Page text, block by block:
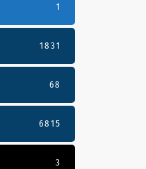
1
1831
68
6815
3